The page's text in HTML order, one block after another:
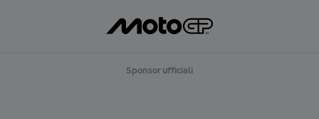
Sponsor ufficiali